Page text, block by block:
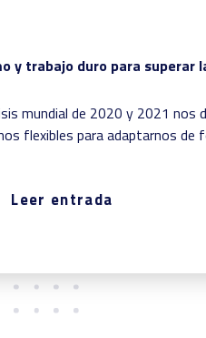
y trabajo duro para superar
mundial de 2020 y 2021 nos
flexibles para adaptarnos de
Leer entrada